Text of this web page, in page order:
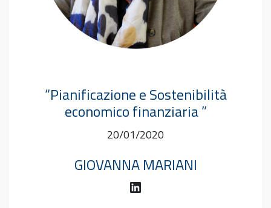
“Pianificazione e Sostenibilità
economico finanziaria ”
20/01/2020
GIOVANNA MARIANI
LinkedIn